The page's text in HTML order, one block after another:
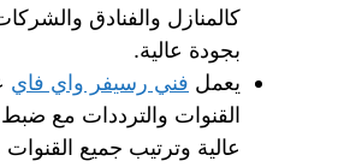
كالمنازل والفنادق
بجودة عالية.
يعمل فني رسيفر واي فاي
القنوات والترددات مع ضبط
عالية وترتيب جميع